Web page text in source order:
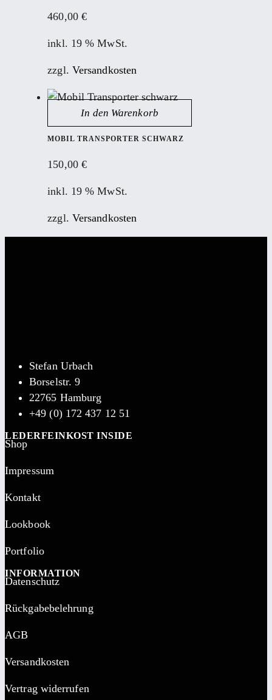
460,00 €
inkl. 19 % MwSt.
zzgl. Versandkosten
In den Warenkorb
MOBIL TRANSPORTER SCHWARZ
150,00 €
inkl. 19 % MwSt.
zzgl. Versandkosten
Stefan Urbach
Borselstr. 9
22765 Hamburg
+49 (0) 172 437 12 51
LEDERFEINKOST INSIDE
Shop
Impressum
Kontakt
Lookbook
Portfolio
INFORMATION
Datenschutz
Rückgabebelehrung
AGB
Versandkosten
Vertrag widerrufen